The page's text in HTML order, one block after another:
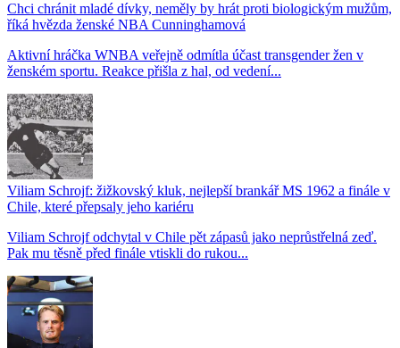
Chci chránit mladé dívky, neměly by hrát proti biologickým mužům,
říká hvězda ženské NBA Cunninghamová
Aktivní hráčka WNBA veřejně odmítla účast transgender žen v
ženském sportu. Reakce přišla z hal, od vedení...
Viliam Schrojf: žižkovský kluk, nejlepší brankář MS 1962 a finále v
Chile, které přepsaly jeho kariéru
Viliam Schrojf odchytal v Chile pět zápasů jako neprůstřelná zeď.
Pak mu těsně před finále vtiskli do rukou...